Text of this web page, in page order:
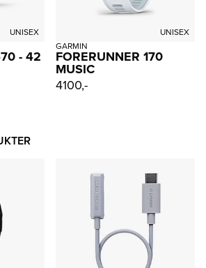
UNISEX
- 42
UNISEX
GARMIN
FORERUNNER 170
MUSIC
4100,-